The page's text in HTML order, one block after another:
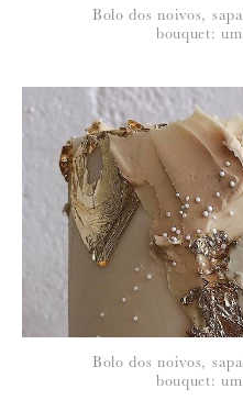
Para saber como tratamos e
política de privacidade
21 de Fevereiro de 2011
LIndo!!! Adoro está sugestão, eu
23 de Fevereiro de 2011
Bolo dos noivos,
bouquet:
Bolo dos noivos,
bouquet: